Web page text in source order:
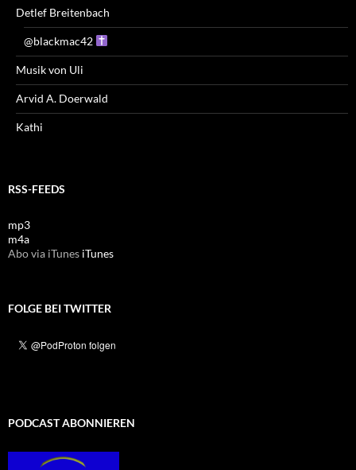
Detlef Breitenbach
@blackmac42
Musik von Uli
Arvid A. Doerwald
Kathi
RSS-FEEDS
mp3
m4a
Abo via iTunes iTunes
FOLGE BEI TWITTER
PODCAST ABONNIEREN